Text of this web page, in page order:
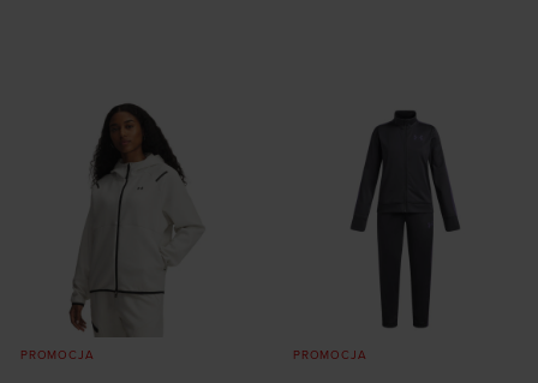
PROMOCJA PROMOCJA